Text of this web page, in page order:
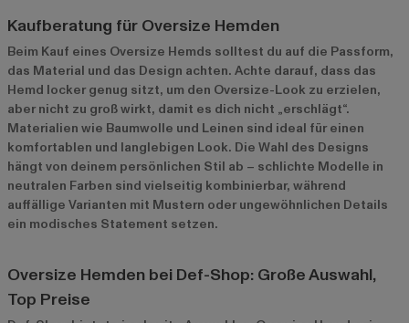
Kaufberatung für Oversize Hemden
Beim Kauf eines Oversize Hemds solltest du auf die Passform,
das Material und das Design achten. Achte darauf, dass das
Hemd locker genug sitzt, um den Oversize-Look zu erzielen,
aber nicht zu groß wirkt, damit es dich nicht „erschlägt“.
Materialien wie Baumwolle und Leinen sind ideal für einen
komfortablen und langlebigen Look. Die Wahl des Designs
hängt von deinem persönlichen Stil ab – schlichte Modelle in
neutralen Farben sind vielseitig kombinierbar, während
auffällige Varianten mit Mustern oder ungewöhnlichen Details
ein modisches Statement setzen.
Oversize Hemden bei Def-Shop: Große Auswahl,
Top Preise